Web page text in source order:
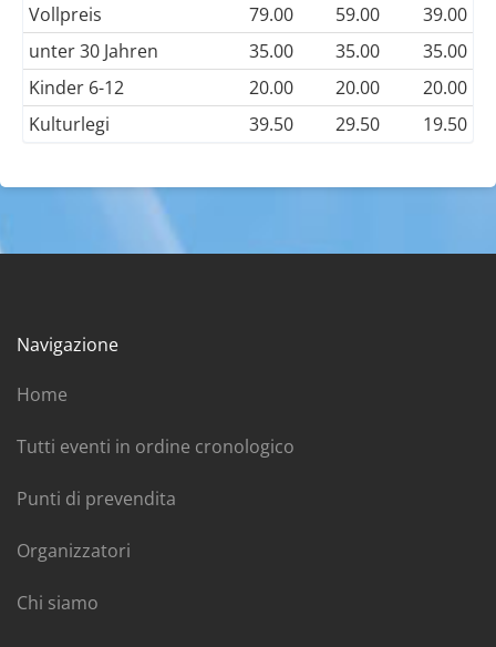
Vollpreis 79.00 59.00
39.00
unter 30 Jahren
35.00 35.00
35.00
Kinder 6-12
20.00 20.00
20.00
Kulturlegi
39.50 29.50 19.50
Navigazione
Home
Tutti eventi in ordine cronologico
Punti di prevendita
Organizzatori
Chi siamo